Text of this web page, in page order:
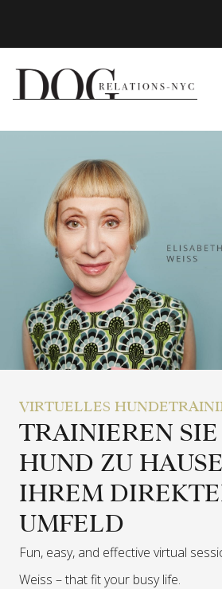
VIRTUELLES
TRAINIEREN
HUND ZU
IHREM
UMFELD
Fun, easy, and effective virtual
Weiss –that fit your busy life.